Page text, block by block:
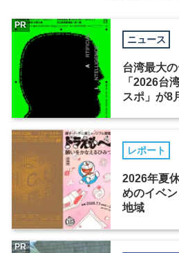
ニュース
台湾最大
「2026台
スポ」が8
PR
レポート
2026年夏
めのイベ
地域
PR